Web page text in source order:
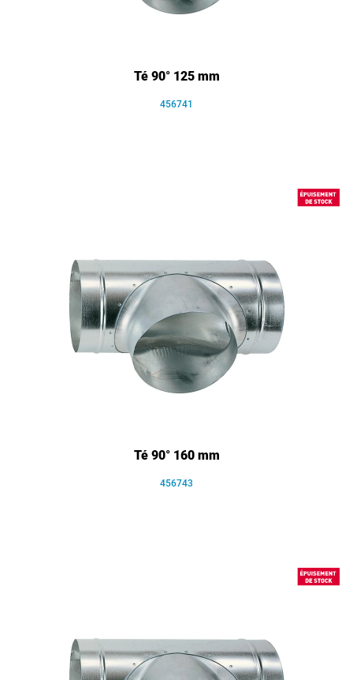
Té 90° 125 mm
456741
Té 90° 160 mm
456743